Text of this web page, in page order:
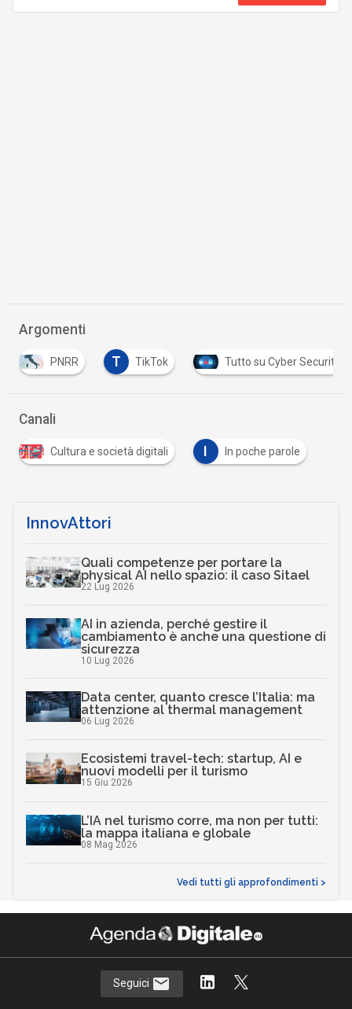
Argomenti
PNRR T TikTok Tutto su Cyber Security
Canali
Cultura e società digitali I In poche parole
InnovAttori
Quali competenze per portare la
physical AI nello spazio: il caso Sitael
22 Lug 2026
AI in azienda, perché gestire il
cambiamento è anche una questione di
sicurezza
10 Lug 2026
Data center, quanto cresce l’Italia: ma
attenzione al thermal management
06 Lug 2026
Ecosistemi travel-tech: startup, AI e
nuovi modelli per il turismo
15 Giu 2026
L’IA nel turismo corre, ma non per tutti:
la mappa italiana e globale
08 Mag 2026
Vedi tutti gli approfondimenti >
Seguici